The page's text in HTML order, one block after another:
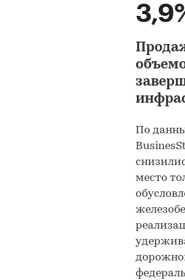
По
место